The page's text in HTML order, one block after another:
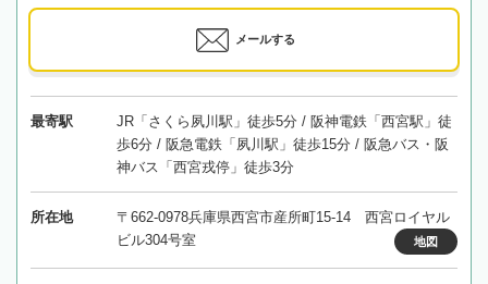
メールする
最寄駅
JR「さくら夙川駅」徒歩5分 / 阪神電鉄「西宮駅」徒
歩6分 / 阪急電鉄「夙川駅」徒歩15分 / 阪急バス・阪
神バス「西宮戎停」徒歩3分
所在地
〒662-0978兵庫県西宮市産所町15-14 西宮ロイヤル
ビル304号室
地図